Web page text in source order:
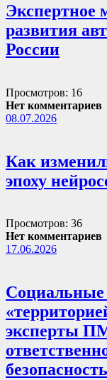
Экспертное
развития
России
Просмотров: 16
Нет комментариев
08.07.2026
Как
эпоху
Просмотров: 36
Нет комментариев
17.06.2026
Социальные
эксперты
безопасность